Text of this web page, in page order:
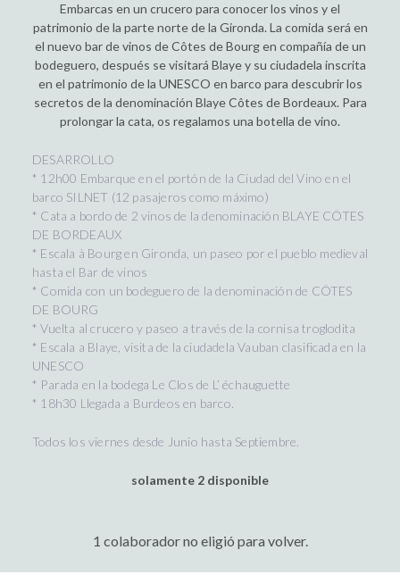
Embarcas en un crucero para conocer los vinos y el
patrimonio de la parte norte de la Gironda. La comida será en
el nuevo bar de vinos de Côtes de Bourg en compañía de un
bodeguero, después se visitará Blaye y su ciudadela inscrita
en el patrimonio de la UNESCO en barco para descubrir los
secretos de la denominación Blaye Côtes de Bordeaux. Para
prolongar la cata, os regalamos una botella de vino.
DESARROLLO
* 12h00 Embarque en el portón de la Ciudad del Vino en el
barco SILNET (12 pasajeros como máximo)
* Cata a bordo de 2 vinos de la denominación BLAYE CÔTES
DE BORDEAUX
* Escala à Bourg en Gironda, un paseo por el pueblo medieval
hasta el Bar de vinos
* Comida con un bodeguero de la denominación de CÔTES
DE BOURG
* Vuelta al crucero y paseo a través de la cornisa troglodita
* Escala a Blaye, visita de la ciudadela Vauban clasificada en la
UNESCO
* Parada en la bodega Le Clos de L’ échauguette
* 18h30 Llegada a Burdeos en barco.
Todos los viernes desde Junio hasta Septiembre.
solamente 2 disponible
1 colaborador no eligió para volver.